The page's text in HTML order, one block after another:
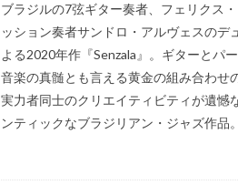
ブラジルの7弦ギター奏者、フェリクス
ッション奏者サンドロ・アルヴェスのデ
よる2020年作『Senzala』。ギターとパ
音楽の真髄とも言える黄金の組み合わせ
実力者同士のクリエイティビティが遺憾
ンティックなブラジリアン・ジャズ作品。